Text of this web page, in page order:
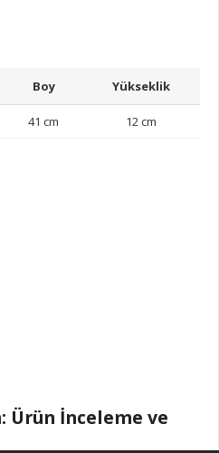
Boy Yükseklik
41 cm 12 cm
Ürün İnceleme ve